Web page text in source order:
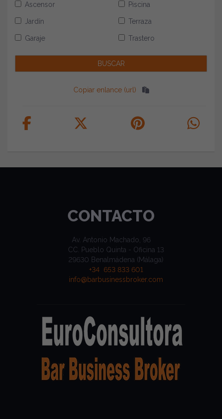
Ascensor Piscina
Jardín Terraza
Garaje Trastero
Copiar enlance (url)
CONTACTO
Av. Antonio Machado, 96
CC. Pueblo Quinta - Oficina 13
29630 Benalmádena (Málaga)
+34 653 833 601
info@barbusinessbroker.com